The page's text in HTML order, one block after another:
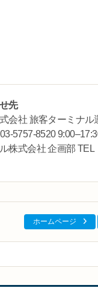
先
会社 旅客ターミナ
5757-8520
株式会社 企画部 TEL
ホームページ